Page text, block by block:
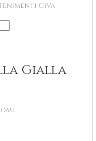
Civa
Gialla